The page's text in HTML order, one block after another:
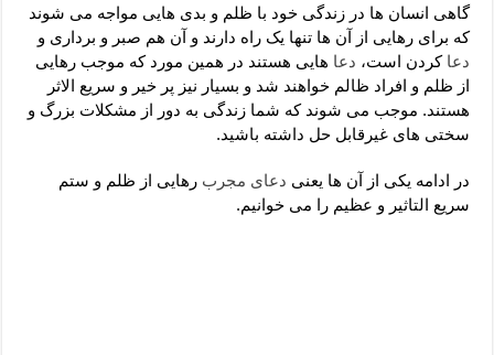
لا حول ولا قوة الا بالله برای چشم زخم – دعای چشم زخم ماشاالله
دعای قوی رفع ترس – دعای مجرب برای آرامش قلب و رفع اضطراب
دعا برای پولدار شدن در یک روز – دعای ثروت حضرت سلیمان
گاهی انسان ها در زندگی خود با ظلم و بدی هایی مواجه می شوند
که برای رهایی از آن ها تنها یک راه دارند و آن هم صبر و برداری و
دعا کردن است، دعا هایی هستند در همین مورد که موجب رهایی
از ظلم و افراد ظالم خواهند شد و بسیار نیز پر خیر و سریع الاثر
هستند. موجب می شوند که شما زندگی به دور از مشکلات بزرگ و
سختی های غیرقابل حل داشته باشید.
در ادامه یکی از آن ها یعنی دعای مجرب رهایی از ظلم و ستم
سریع التاثیر و عظیم را می خوانیم.